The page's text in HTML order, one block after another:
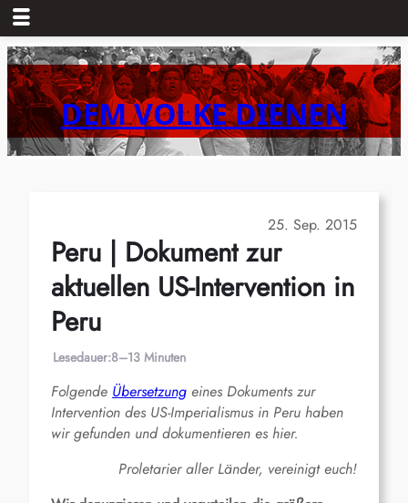
Zum
Inhalt
springenDEM VOLKE DIENEN
25. Sep. 2015
Peru | Dokument zur
aktuellen US-Intervention in
Peru
Lesedauer:8–13 Minuten
Folgende Übersetzung eines Dokuments zur
Intervention des US-Imperialismus in Peru haben
wir gefunden und dokumentieren es hier.
Proletarier aller Länder, vereinigt euch!